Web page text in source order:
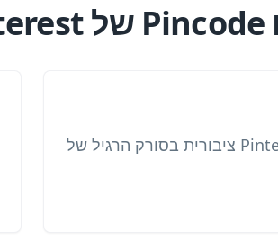
פותח כתובת Pinterest ציבורית בסורק הרגיל של